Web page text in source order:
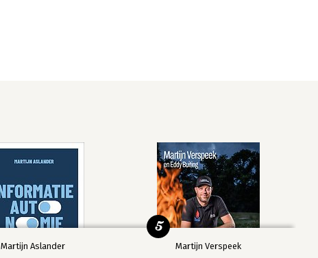
Martijn Aslander Martijn Verspeek
5